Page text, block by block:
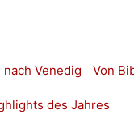
nach Venedig Von
des Jahres